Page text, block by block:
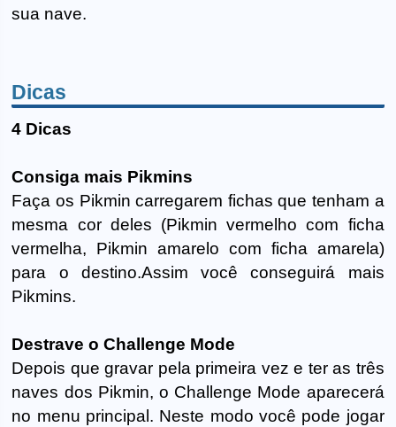
sua nave.
Dicas
4 Dicas
Consiga mais Pikmins
Faça os Pikmin carregarem fichas que tenham a
mesma cor deles (Pikmin vermelho com ficha
vermelha, Pikmin amarelo com ficha amarela)
para o destino.Assim você conseguirá mais
Pikmins.
Destrave o Challenge Mode
Depois que gravar pela primeira vez e ter as três
naves dos Pikmin, o Challenge Mode aparecerá
no menu principal. Neste modo você pode jogar